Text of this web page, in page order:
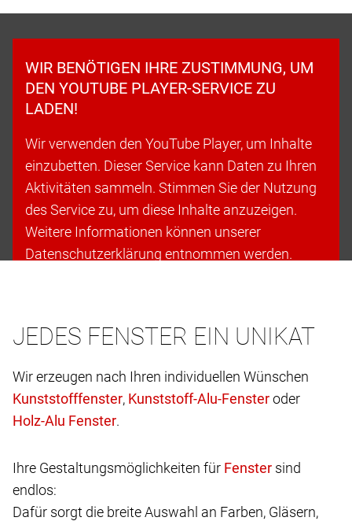
WIR BENÖTIGEN IHRE ZUSTIMMUNG, UM
DEN YOUTUBE PLAYER-SERVICE ZU
LADEN!
Wir verwenden den YouTube Player, um Inhalte
einzubetten. Dieser Service kann Daten zu Ihren
Aktivitäten sammeln. Stimmen Sie der Nutzung
des Service zu, um diese Inhalte anzuzeigen.
Weitere Informationen können unserer
Datenschutzerklärung entnommen werden.
JEDES FENSTER EIN UNIKAT
Wir erzeugen nach Ihren individuellen Wünschen
,
oder
.
Ihre Gestaltungsmöglichkeiten für
sind
endlos:
Dafür sorgt die breite Auswahl an Farben, Gläsern,